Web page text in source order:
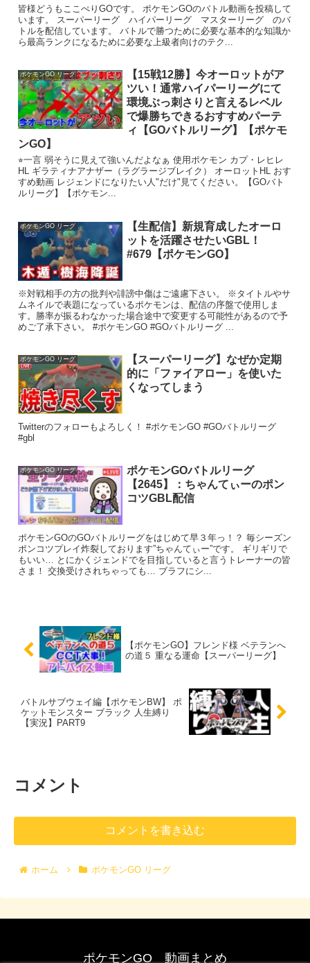
皆様どうもここぺりGOです。 ポケモンGOのバトル動画を投稿して
います。 スーパーリーグ ハイパーリーグ マスターリーグ のバ
トルを配信しています。 バトルで勝つために必要な基本的な知識か
ら最高ランクになるために必要な上級者向けのテク...
ポケモンGO リーグ
【15戦12勝】今オーロットがア
ツい！通常ハイパーリーグにて
環境ぶっ刺さりと言えるレベル
で爆勝ちできるおすすめパーテ
ィ【GOバトルリーグ】【ポケモ
ンGO】
⭐︎一言 弱そうに見えて強いんだよなぁ 使用ポケモン カプ・レヒレ
HL ギラティナアナザー（ラグラージブレイク） オーロットHL おす
すめ動画 レジェンドになりたい人"だけ"見てください。【GOバト
ルリーグ】【ポケモン...
ポケモンGO リーグ
【生配信】新規育成したオーロ
ットを活躍させたいGBL！
#679【ポケモンGO】
※対戦相手の方の批判や誹謗中傷はご遠慮下さい。 ※タイトルやサ
ムネイルで表題になっているポケモンは、配信の序盤で使用しま
す。勝率が振るわなかった場合途中で変更する可能性があるので予
めご了承下さい。 #ポケモンGO #GOバトルリーグ ...
ポケモンGO リーグ
【スーパーリーグ】なぜか定期
的に「ファイアロー」を使いた
くなってしまう
Twitterのフォローもよろしく！ #ポケモンGO #GOバトルリーグ
#gbl
ポケモンGO リーグ
ポケモンGOバトルリーグ
【2645】：ちゃんてぃーのポン
コツGBL配信
ポケモンGOのGOバトルリーグをはじめて早３年っ！？ 毎シーズン
ポンコツプレイ炸裂しております”ちゃんてぃー”です。 ギリギリで
もいい… とにかくジェンドでを目指していると言うトレーナーの皆
さま！ 交換受けされちゃっても… ブラフにシ...
【ポケモンGO】フレンド様 ベテランへ
の道５ 重なる運命【スーパーリーグ】
バトルサブウェイ編【ポケモンBW】 ポ
ケットモンスター ブラック 人生縛り
【実況】PART9
コメント
コメントを書き込む
ホーム ポケモンGO リーグ
ポケモンGO 動画まとめ